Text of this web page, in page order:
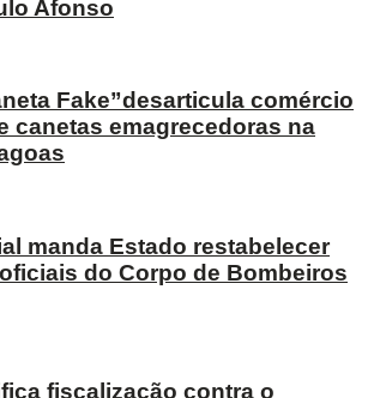
Afonso
Fake”desarticula comércio
canetas emagrecedoras na
manda Estado restabelecer
do Corpo de Bombeiros
fiscalização contra o